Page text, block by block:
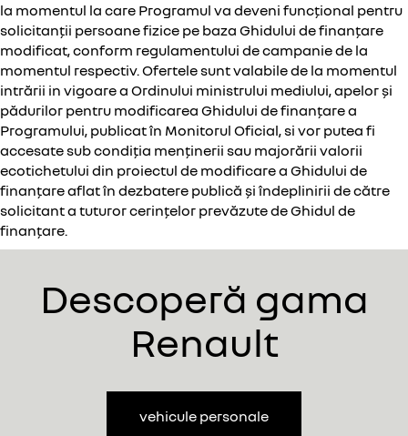
la momentul la care Programul va deveni funcțional pentru
solicitanții persoane fizice pe baza Ghidului de finanțare
modificat, conform regulamentului de campanie de la
momentul respectiv. Ofertele sunt valabile de la momentul
intrării in vigoare a Ordinului ministrului mediului, apelor și
pădurilor pentru modificarea Ghidului de finanțare a
Programului, publicat în Monitorul Oficial, si vor putea fi
accesate sub condiția menținerii sau majorării valorii
ecotichetului din proiectul de modificare a Ghidului de
finanțare aflat în dezbatere publică și îndeplinirii de către
solicitant a tuturor cerințelor prevăzute de Ghidul de
finanțare.
Descoperă gama
Renault
vehicule personale